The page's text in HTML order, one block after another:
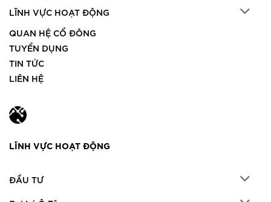
LĨNH VỰC HOẠT ĐỘNG
QUAN HỆ CỔ ĐÔNG
TUYỂN DỤNG
TIN TỨC
LIÊN HỆ
LĨNH VỰC HOẠT ĐỘNG
ĐẦU TƯ